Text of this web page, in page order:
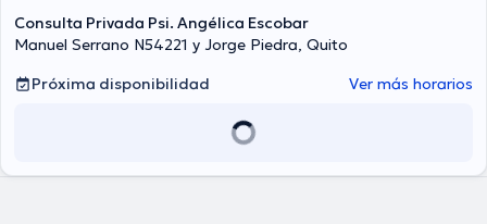
Consulta Privada Psi. Angélica Escobar
Manuel Serrano N54221 y Jorge Piedra, Quito
Próxima disponibilidad
Ver más horarios